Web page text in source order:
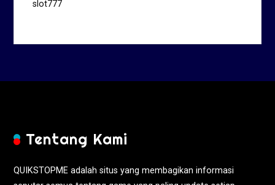
slot777
Tentang Kami
QUIKSTOPME adalah situs yang membagikan informasi